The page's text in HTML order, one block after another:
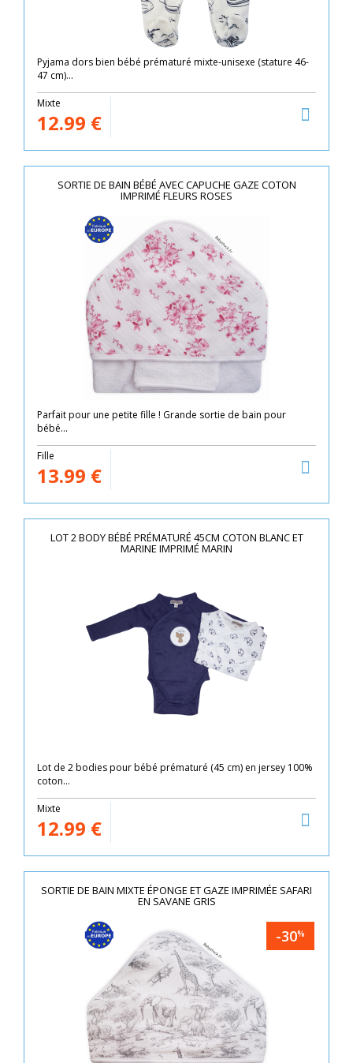
Pyjama dors bien bébé prématuré mixte-unisexe (stature 46-
47 cm)...
Mixte
12.99 €
SORTIE DE BAIN BÉBÉ AVEC CAPUCHE GAZE COTON
IMPRIMÉ FLEURS ROSES
Parfait pour une petite fille ! Grande sortie de bain pour
bébé...
Fille
13.99 €
LOT 2 BODY BÉBÉ PRÉMATURÉ 45CM COTON BLANC ET
MARINE IMPRIMÉ MARIN
Lot de 2 bodies pour bébé prématuré (45 cm) en jersey 100%
coton...
Mixte
12.99 €
SORTIE DE BAIN MIXTE ÉPONGE ET GAZE IMPRIMÉE SAFARI
EN SAVANE GRIS
-30%